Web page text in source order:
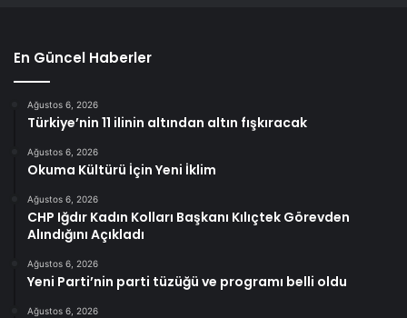
En Güncel Haberler
Ağustos 6, 2026
Türkiye’nin 11 ilinin altından altın fışkıracak
Ağustos 6, 2026
Okuma Kültürü İçin Yeni İklim
Ağustos 6, 2026
CHP Iğdır Kadın Kolları Başkanı Kılıçtek Görevden
Alındığını Açıkladı
Ağustos 6, 2026
Yeni Parti’nin parti tüzüğü ve programı belli oldu
Ağustos 6, 2026